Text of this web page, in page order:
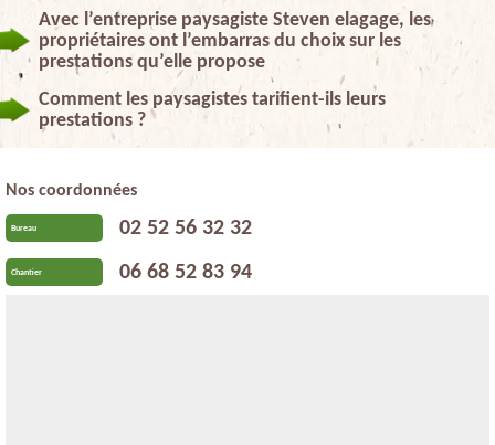
Avec l’entreprise paysagiste Steven elagage, les
propriétaires ont l’embarras du choix sur les
prestations qu’elle propose
Comment les paysagistes tarifient-ils leurs
prestations ?
Nos coordonnées
Bureau 02 52 56 32 32
Chantier 06 68 52 83 94